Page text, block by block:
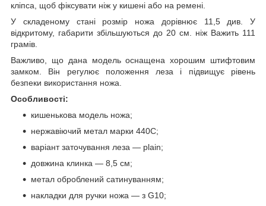
кліпса, щоб фіксувати ніж у кишені або на ремені.
У складеному стані розмір ножа дорівнює 11,5 див. У
відкритому, габарити збільшуються до 20 см. ніж Важить 111
грамів.
Важливо, що дана модель оснащена хорошим штифтовим
замком. Він регулює положення леза і підвищує рівень
безпеки використання ножа.
Особливості:
кишенькова модель ножа;
нержавіючий метал марки 440С;
варіант заточування леза — plain;
довжина клинка — 8,5 см;
метал оброблений сатинуванням;
накладки для ручки ножа — з G10;